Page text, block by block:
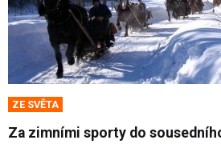
ZE SVĚTA
Za zimními sporty do